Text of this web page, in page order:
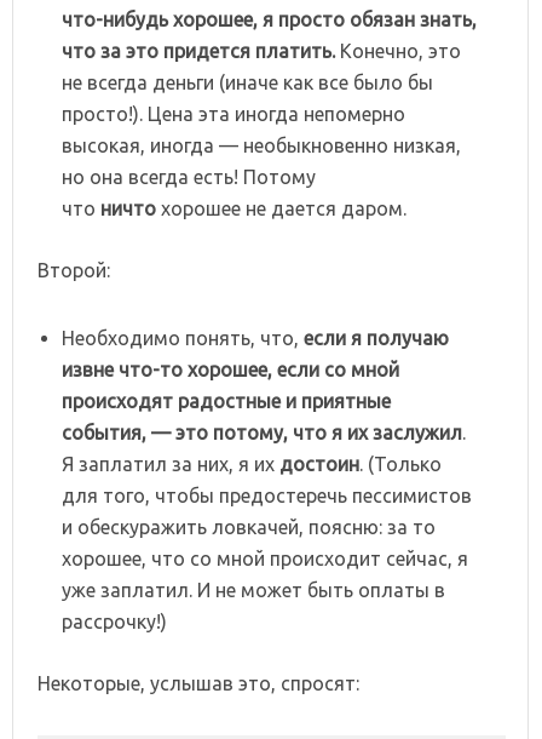
что-нибудь хорошее, я просто обязан знать,
что за это придется платить.Конечно, это
не всегда деньги (иначе как все было бы
просто!). Цена эта иногда непомерно
высокая, иногда — необыкновенно низкая,
но она всегда есть! Потому
что ничто хорошее не дается даром.
Второй:
Необходимо понять, что, если я получаю
извне что-то хорошее, если со мной
происходят радостные и приятные
события, — это потому, что я их заслужил.
Я заплатил за них, я их достоин. (Только
для того, чтобы предостеречь пессимистов
и обескуражить ловкачей, поясню: за то
хорошее, что со мной происходит сейчас, я
уже заплатил. И не может быть оплаты в
рассрочку!)
Некоторые, услышав это, спросят: